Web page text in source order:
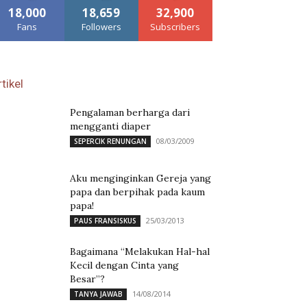
18,000
Fans
18,659
Followers
32,900
Subscribers
Pengalaman berharga dari
mengganti diaper
SEPERCIK RENUNGAN 08/03/2009
Aku menginginkan Gereja yang
papa dan berpihak pada kaum
papa!
PAUS FRANSISKUS 25/03/2013
Bagaimana “Melakukan Hal-hal
Kecil dengan Cinta yang
Besar”?
TANYA JAWAB 14/08/2014